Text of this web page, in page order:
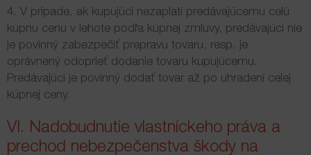
4. V prípade, ak kupujúci nezaplatí predávajúcemu celú
kúpnu cenu v lehote podľa kúpnej zmluvy, predávajúci nie
je povinný zabezpečiť prepravu tovaru, resp. je
oprávnený odoprieť dodanie tovaru kupujúcemu.
Predávajúci je povinný dodať tovar až po uhradení celej
kúpnej ceny.
VI. Nadobudnutie vlastníckeho práva a
prechod nebezpečenstva škody na